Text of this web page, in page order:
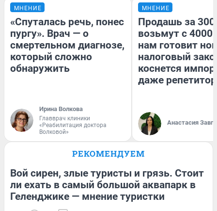
МНЕНИЕ
«Спуталась речь, понес
пургу». Врач — о
смертельном диагнозе,
который сложно
обнаружить
Ирина Волкова
Главврач клиники
«Реабилитация доктора
Волковой»
МНЕНИЕ
Продашь за
возьмут с
нам готовит
налоговый
коснется
даже
Анастасия
РЕКОМЕНДУЕМ
Вой сирен, злые туристы и грязь. Стоит
ли ехать в самый большой аквапарк в
Геленджике — мнение туристки